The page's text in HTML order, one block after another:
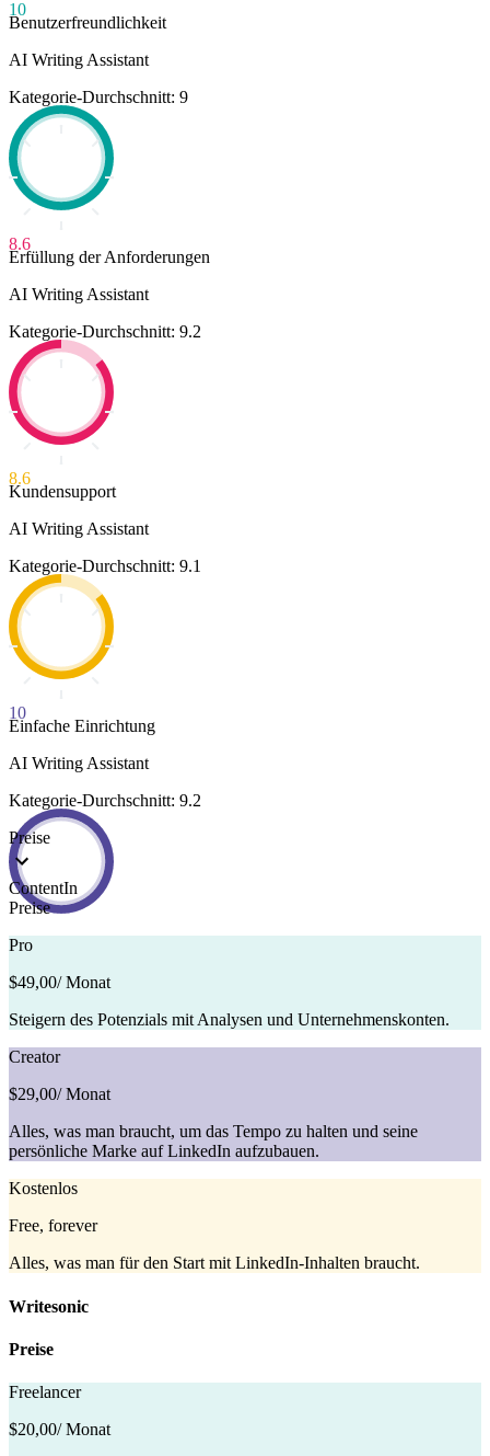
10
Benutzerfreundlichkeit
AI Writing Assistant
Kategorie-Durchschnitt: 9
8.6
Erfüllung der Anforderungen
AI Writing Assistant
Kategorie-Durchschnitt: 9.2
8.6
Kundensupport
AI Writing Assistant
Kategorie-Durchschnitt: 9.1
10
Einfache Einrichtung
AI Writing Assistant
Kategorie-Durchschnitt: 9.2
Preise
ContentIn
Preise
Pro
$49,00/ Monat
Steigern des Potenzials mit Analysen und Unternehmenskonten.
Creator
$29,00/ Monat
Alles, was man braucht, um das Tempo zu halten und seine
persönliche Marke auf LinkedIn aufzubauen.
Kostenlos
Free, forever
Alles, was man für den Start mit LinkedIn-Inhalten braucht.
Writesonic
Preise
Freelancer
$20,00/ Monat